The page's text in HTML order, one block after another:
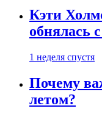
Кэти
обнялась
1 неделя спустя
Почему
летом?